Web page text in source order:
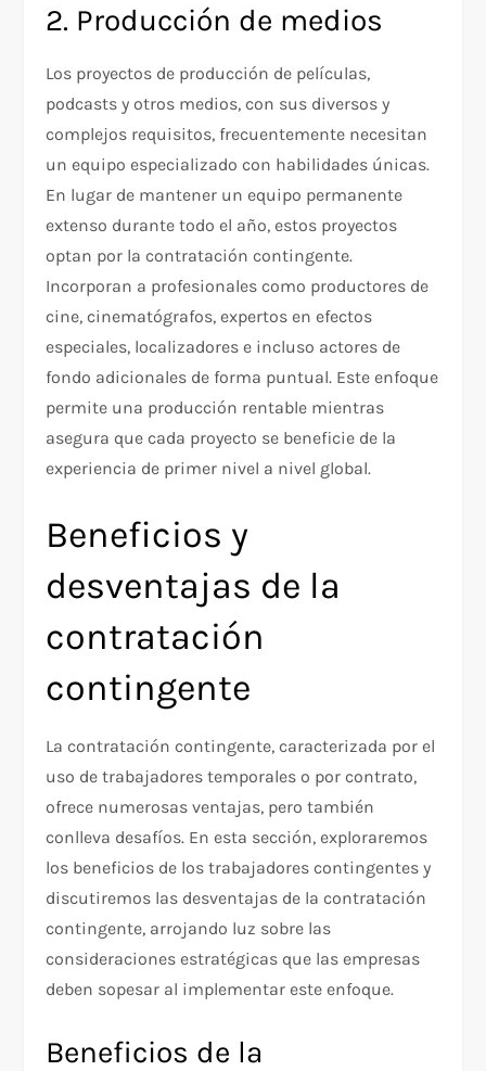
2. Producción de medios
Los proyectos de producción de películas,
podcasts y otros medios, con sus diversos y
complejos requisitos, frecuentemente necesitan
un equipo especializado con habilidades únicas.
En lugar de mantener un equipo permanente
extenso durante todo el año, estos proyectos
optan por la contratación contingente.
Incorporan a profesionales como productores de
cine, cinematógrafos, expertos en efectos
especiales, localizadores e incluso actores de
fondo adicionales de forma puntual. Este enfoque
permite una producción rentable mientras
asegura que cada proyecto se beneficie de la
experiencia de primer nivel a nivel global.
Beneficios y
desventajas de la
contratación
contingente
La contratación contingente, caracterizada por el
uso de trabajadores temporales o por contrato,
ofrece numerosas ventajas, pero también
conlleva desafíos. En esta sección, exploraremos
los beneficios de los trabajadores contingentes y
discutiremos las desventajas de la contratación
contingente, arrojando luz sobre las
consideraciones estratégicas que las empresas
deben sopesar al implementar este enfoque.
Beneficios de la